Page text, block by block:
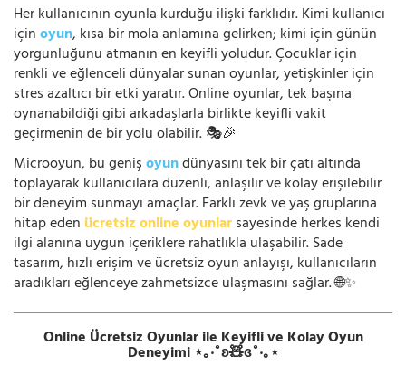
Her kullanıcının oyunla kurduğu ilişki farklıdır. Kimi kullanıcı
içinoyun, kısa bir mola anlamına gelirken; kimi için günün
yorgunluğunu atmanın en keyifli yoludur. Çocuklar için
renkli ve eğlenceli dünyalar sunan oyunlar, yetişkinler için
stres azaltıcı bir etki yaratır. Online oyunlar, tek başına
oynanabildiği gibi arkadaşlarla birlikte keyifli vakit
geçirmenin de bir yolu olabilir. 🎭🎉
Microoyun, bu genişoyundünyasını tek bir çatı altında
toplayarak kullanıcılara düzenli, anlaşılır ve kolay erişilebilir
bir deneyim sunmayı amaçlar. Farklı zevk ve yaş gruplarına
hitap eden ücretsiz online oyunlarsayesinde herkes kendi
ilgi alanına uygun içeriklere rahatlıkla ulaşabilir. Sade
tasarım, hızlı erişim ve ücretsiz oyun anlayışı, kullanıcıların
aradıkları eğlenceye zahmetsizce ulaşmasını sağlar. 🌐✨
Online Ücretsiz Oyunlar ile Keyifli ve Kolay Oyun
Deneyimi ⋆｡‧˚ʚ🧸ɞ˚‧｡⋆